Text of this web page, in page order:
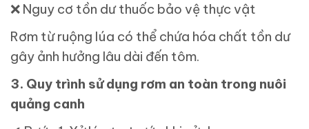
❌ Nguy cơ tồn dư thuốc bảo vệ thực vật
Rơm từ ruộng lúa có thể chứa hóa chất tồn dư
gây ảnh hưởng lâu dài đến tôm.
3. Quy trình sử dụng rơm an toàn trong nuôi
quảng canh